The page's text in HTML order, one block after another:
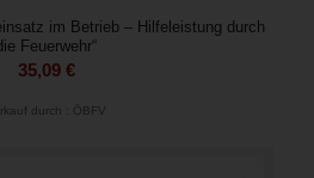
im Betrieb – Hilfeleistung durch
Feuerwehr“
35,09 €
durch : ÖBFV